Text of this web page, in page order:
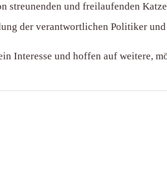
streunenden und freilaufenden
der verantwortlichen Politiker
Interesse und hoffen auf weitere,